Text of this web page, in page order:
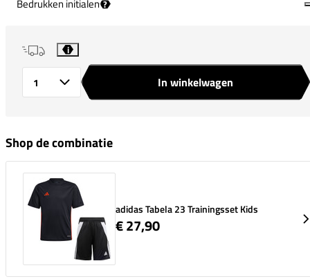
Bedrukken initialen ?
i
In winkelwagen
Shop de combinatie
adidas Tabela 23 Trainingsset Kids
€ 27,90